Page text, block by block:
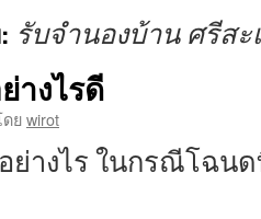
รับจำนองบ้าน ศรีสะ
างไรดี
ยwirot
ย่างไร ในกรณีโฉ